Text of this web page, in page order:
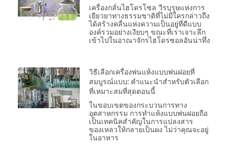
เครื่องกลั่นไฮโดรโซล วีรบุรุษแห่งการ
เยียวยาทางธรรมชาติที่ไม่มีใครกล่าวถึง
ได้สร้างคลื่นแห่งความเป็นอยู่ที่ดีแบบ
องค์รวมอย่างเงียบๆ ขณะที่เราเจาะลึก
เข้าไปในอาณาจักรไฮโดรซอลอันน่าทึ่ง
วิธีเลือกเครื่องพ่นแห้งแบบพ่นฝอยที่
สมบูรณ์แบบ: คำแนะนำสำหรับตัวเลือก
ที่เหมาะสมที่สุดตอนนี้
ในขอบเขตของกระบวนการทาง
อุตสาหกรรม การทำแห้งแบบพ่นฝอยถือ
เป็นเทคนิคสำคัญในการแปลงสาร
ของเหลวให้กลายเป็นผง ไม่ว่าคุณจะอยู่
ในอาหาร